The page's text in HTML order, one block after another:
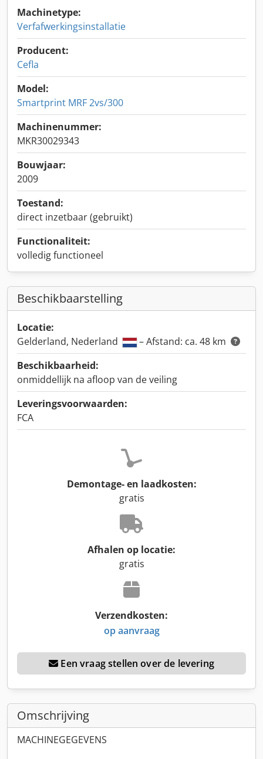
Machinetype:
Verfafwerkingsinstallatie
Producent:
Cefla
Model:
Smartprint MRF 2vs/300
Machinenummer:
MKR30029343
Bouwjaar:
2009
Toestand:
direct inzetbaar (gebruikt)
Functionaliteit:
volledig functioneel
Beschikbaarstelling
Locatie:
Gelderland, Nederland
– Afstand: ca. 48 km
Beschikbaarheid:
onmiddellijk na afloop van de veiling
Leveringsvoorwaarden:
FCA
Demontage- en laadkosten:
gratis
Afhalen op locatie:
gratis
Verzendkosten:
op aanvraag
Een vraag stellen over de levering
Omschrijving
MACHINEGEGEVENS